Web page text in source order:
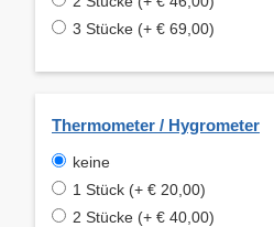
3 Stücke (+ € 69,00)
Thermometer / Hygrometer
keine
1 Stück (+ € 20,00)
2 Stücke (+ € 40,00)